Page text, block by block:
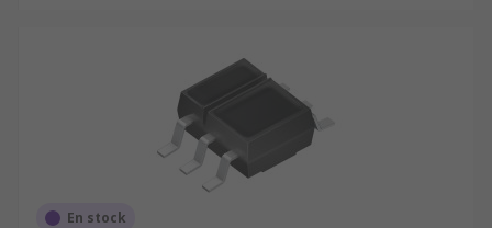
En stock